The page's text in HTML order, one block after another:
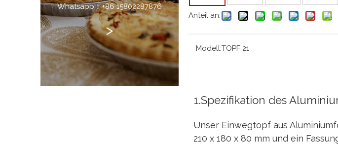
Whatsapp：+86 15802287876
>
Anteil an:
Modell:TOPF 21
1.Spezifikation des
Unser Einwegtopf aus
210 x 180 x 80 mm und ein